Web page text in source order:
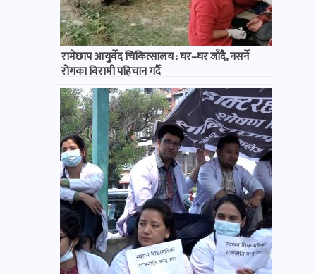
रामेछाप आयुर्वेद चिकित्सालय : घर–घर जाँदै, नसर्ने
रोगका बिरामी पहिचान गर्दै